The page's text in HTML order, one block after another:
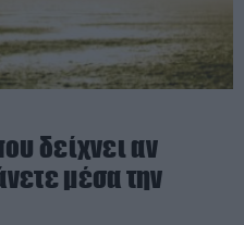
δείχνει αν
μέσα την